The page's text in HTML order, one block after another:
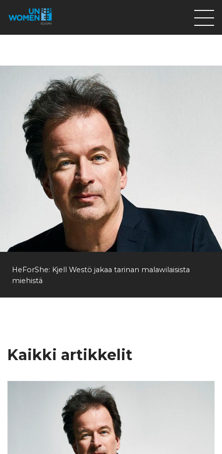
Osallistu
Mitä teemme
Ajankohtaista
Tietoa meistä
På Svenska
Valikon rivi
Lahjoita
Etsi
HeForShe: Kjell Westö jakaa tarinan malawilaisista
miehistä
Kaikki artikkelit